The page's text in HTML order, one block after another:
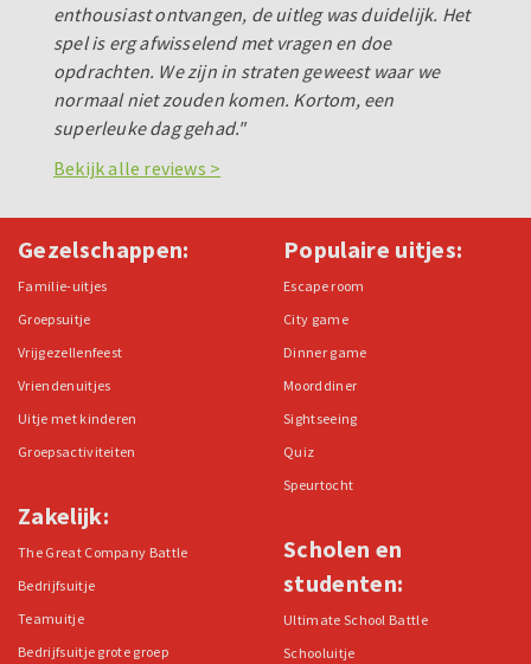
enthousiast ontvangen, de uitleg was duidelijk. Het
spel is erg afwisselend met vragen en doe
opdrachten. We zijn in straten geweest waar we
normaal niet zouden komen. Kortom, een
superleuke dag gehad."
Bekijk alle reviews >
Gezelschappen:
Familie-uitjes
Groepsuitje
Vrijgezellenfeest
Vriendenuitjes
Uitje met kinderen
Groepsactiviteiten
Zakelijk:
The Great Company Battle
Bedrijfsuitje
Teamuitje
Bedrijfsuitje grote groep
Populaire uitjes:
Escape room
City game
Dinner game
Moorddiner
Sightseeing
Quiz
Speurtocht
Scholen en
studenten:
Ultimate School Battle
Schooluitje